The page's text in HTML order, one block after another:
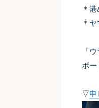
＊
＊
「
ボー
▽申